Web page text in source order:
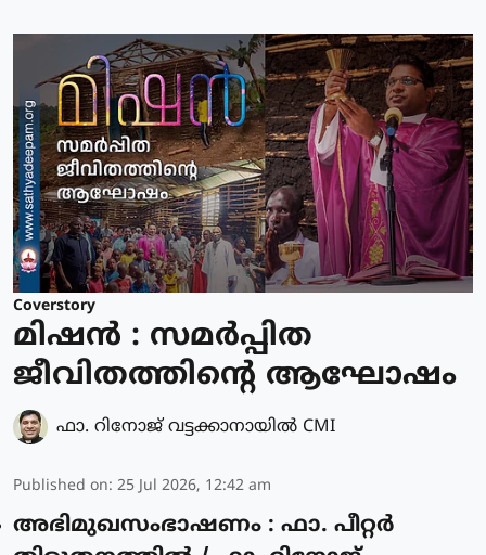
Coverstory
മിഷൻ : സമർപ്പിത
ജീവിതത്തിന്റെ ആഘോഷം
ഫാ. റിനോജ് വട്ടക്കാനായിൽ CMI
Published on: 25 Jul 2026, 12:42 am
അഭിമുഖസംഭാഷണം : ഫാ. പീറ്റർ